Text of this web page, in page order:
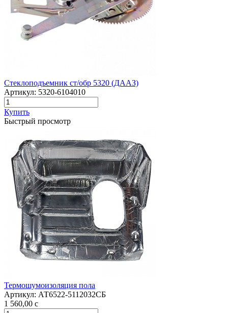
Стеклоподъемник ст/обр 5320 (ДААЗ)
Артикул: 5320-6104010
Купить
Быстрый просмотр
Термошумоизоляция пола
Артикул: АТ6522-5112032СБ
1 560,00 c